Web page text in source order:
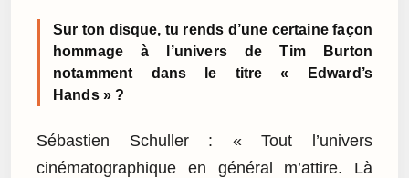
Sur ton disque, tu rends d’une certaine façon
hommage à l’univers de Tim Burton
notamment dans le titre « Edward’s
Hands » ?
Sébastien Schuller : « Tout l’univers
cinématographique en général m’attire. Là